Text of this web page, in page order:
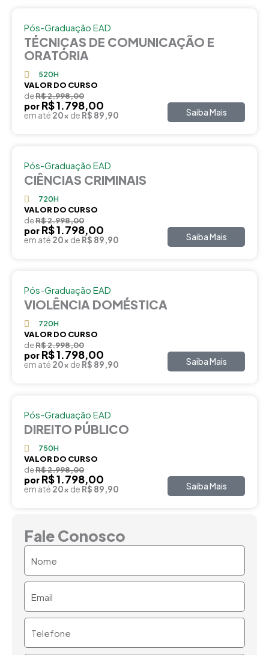
Pós-Graduação EAD
TÉCNICAS DE COMUNICAÇÃO E
ORATÓRIA
520H
VALOR DO CURSO
deR$ 2.998,00
por R$ 1.798,00
em até 20x de R$ 89,90 Saiba Mais
Pós-Graduação EAD
CIÊNCIAS CRIMINAIS
720H
VALOR DO CURSO
deR$ 2.998,00
por R$ 1.798,00
em até 20x de R$ 89,90 Saiba Mais
Pós-Graduação EAD
VIOLÊNCIA DOMÉSTICA
720H
VALOR DO CURSO
deR$ 2.998,00
por R$ 1.798,00
em até 20x de R$ 89,90 Saiba Mais
Pós-Graduação EAD
DIREITO PÚBLICO
750H
VALOR DO CURSO
deR$ 2.998,00
por R$ 1.798,00
em até 20x de R$ 89,90 Saiba Mais
Fale Conosco